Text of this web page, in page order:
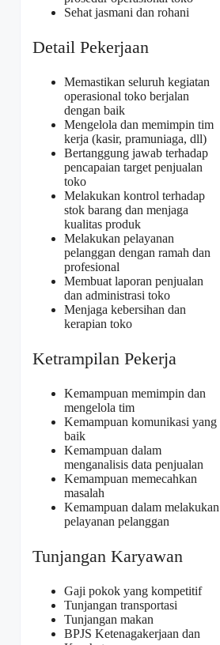
Sehat jasmani dan rohani
Detail Pekerjaan
Memastikan seluruh kegiatan
operasional toko berjalan
dengan baik
Mengelola dan memimpin tim
kerja (kasir, pramuniaga, dll)
Bertanggung jawab terhadap
pencapaian target penjualan
toko
Melakukan kontrol terhadap
stok barang dan menjaga
kualitas produk
Melakukan pelayanan
pelanggan dengan ramah dan
profesional
Membuat laporan penjualan
dan administrasi toko
Menjaga kebersihan dan
kerapian toko
Ketrampilan Pekerja
Kemampuan memimpin dan
mengelola tim
Kemampuan komunikasi yang
baik
Kemampuan dalam
menganalisis data penjualan
Kemampuan memecahkan
masalah
Kemampuan dalam melakukan
pelayanan pelanggan
Tunjangan Karyawan
Gaji pokok yang kompetitif
Tunjangan transportasi
Tunjangan makan
BPJS Ketenagakerjaan dan